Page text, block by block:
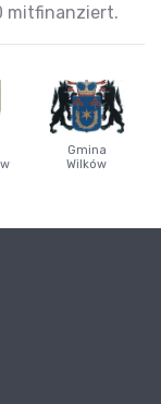
mitfinanziert.
Gmina
Wilków